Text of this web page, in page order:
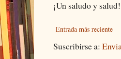
¡Un saludo y salud!
Entrada más reciente
Suscribirse a: